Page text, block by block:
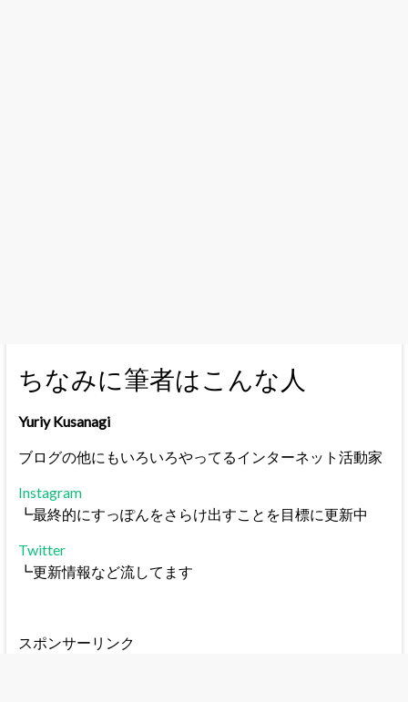
ちなみに筆者はこんな人
Yuriy Kusanagi
ブログの他にもいろいろやってるインターネット活動家
Instagram
┗最終的にすっぽんをさらけ出すことを目標に更新中
Twitter
┗更新情報など流してます
スポンサーリンク